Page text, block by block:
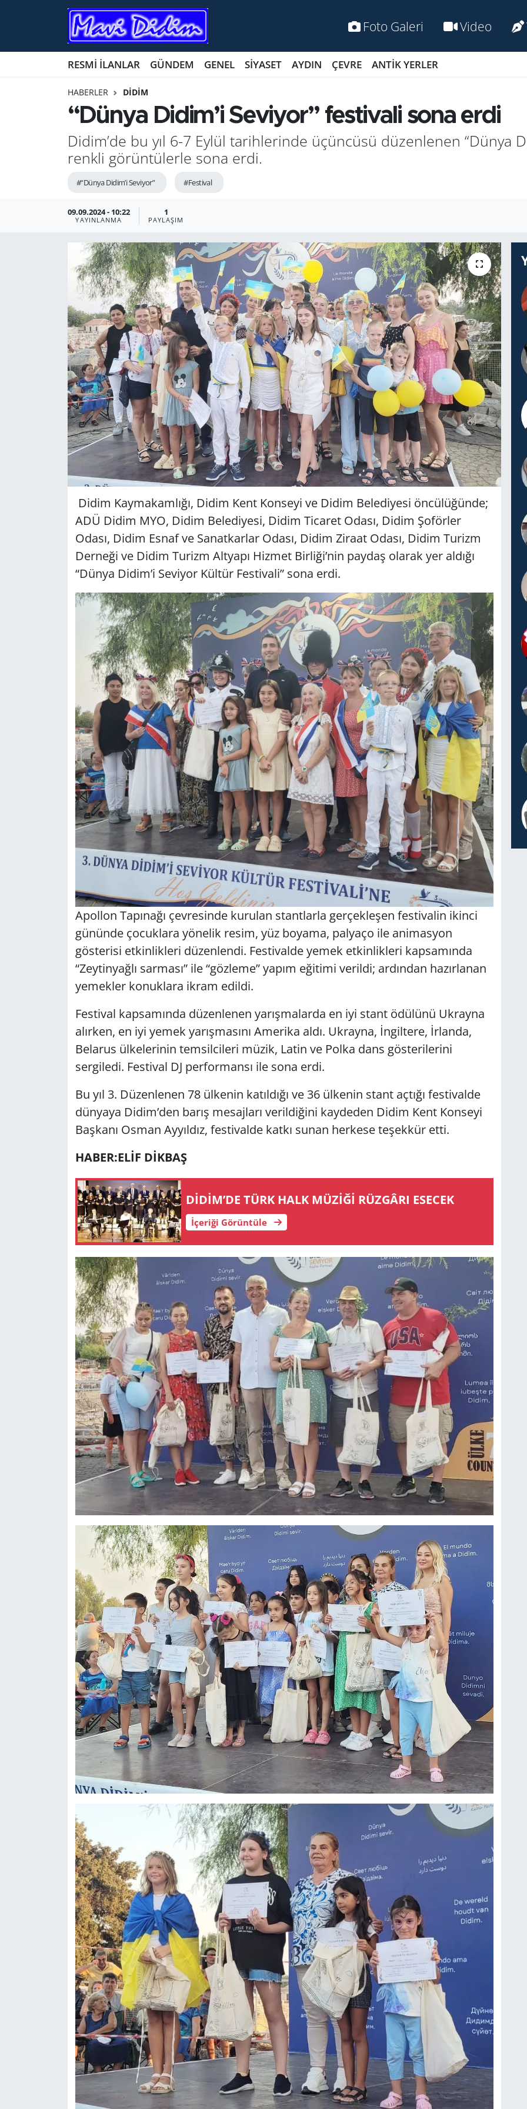
Foto Galeri Video
RESMİ İLANLAR GÜNDEM GENEL SİYASET AYDIN ÇEVRE ANTİK YERLER
HABERLER DİDİM
“Dünya Didim’i Seviyor” festivali sona erdi
Didim’de bu yıl 6-7 Eylül tarihlerinde üçüncüsü düzenlenen “Dünya
renkli görüntülerle sona erdi.
#“Dünya Didim’i Seviyor” #Festival
09.09.2024 - 10:22
YAYINLANMA
1
PAYLAŞIM
Didim Kaymakamlığı, Didim Kent Konseyi ve Didim Belediyesi öncülüğünde;
ADÜ Didim MYO, Didim Belediyesi, Didim Ticaret Odası, Didim Şoförler
Odası, Didim Esnaf ve Sanatkarlar Odası, Didim Ziraat Odası, Didim Turizm
Derneği ve Didim Turizm Altyapı Hizmet Birliği’nin paydaş olarak yer aldığı
“Dünya Didim’i Seviyor Kültür Festivali” sona erdi.
Apollon Tapınağı çevresinde kurulan stantlarla gerçekleşen festivalin ikinci
gününde çocuklara yönelik resim, yüz boyama, palyaço ile animasyon
gösterisi etkinlikleri düzenlendi. Festivalde yemek etkinlikleri kapsamında
“Zeytinyağlı sarması” ile “gözleme” yapım eğitimi verildi; ardından hazırlanan
yemekler konuklara ikram edildi.
Festival kapsamında düzenlenen yarışmalarda en iyi stant ödülünü Ukrayna
alırken, en iyi yemek yarışmasını Amerika aldı. Ukrayna, İngiltere, İrlanda,
Belarus ülkelerinin temsilcileri müzik, Latin ve Polka dans gösterilerini
sergiledi. Festival DJ performansı ile sona erdi.
Bu yıl 3. Düzenlenen 78 ülkenin katıldığı ve 36 ülkenin stant açtığı festivalde
dünyaya Didim’den barış mesajları verildiğini kaydeden Didim Kent Konseyi
Başkanı Osman Ayyıldız, festivalde katkı sunan herkese teşekkür etti.
HABER:ELİF DİKBAŞ
DİDİM’DE TÜRK HALK MÜZİĞİ RÜZ­GÂ­RI ESECEK
İçeriği Görüntüle
ANTİK YERLER
BİLİM VE TEKNOLOJİ
EKONOMİ
GÜNDEM
HABERDE İNSAN
KÜLTÜR SANAT
MAGAZİN
POLİTİKA
RESMİ İLANLAR
SAĞLIK
Nöbetçi Eczaneler
Namaz Vakitleri
Trafik Durumu
Süper Lig Puan Durumu ve Fikstür
Son Dakika Haberleri
Haber Arşivi